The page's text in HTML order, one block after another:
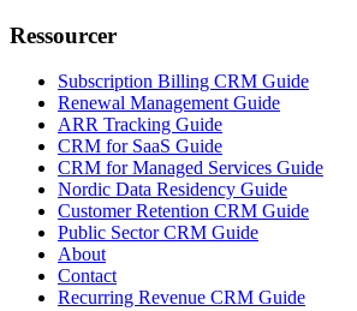
Ressourcer
Subscription Billing CRM Guide
Renewal Management Guide
ARR Tracking Guide
CRM for SaaS Guide
CRM for Managed Services Guide
Nordic Data Residency Guide
Customer Retention CRM Guide
Public Sector CRM Guide
About
Contact
Recurring Revenue CRM Guide